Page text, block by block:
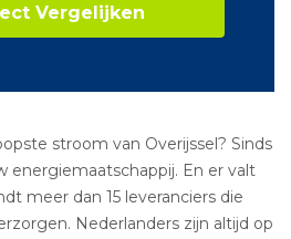
Vergelijken
stroom van Overijssel? Sinds
energiemaatschappij. En er valt
meer dan 15 leveranciers die
Nederlanders zijn altijd op